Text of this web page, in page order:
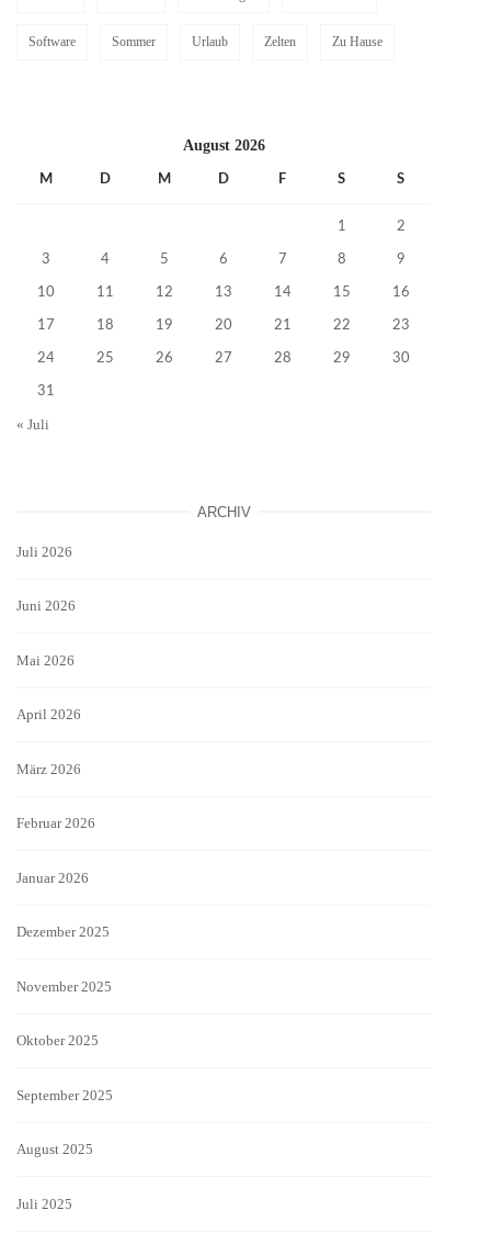
Software Sommer Urlaub Zelten Zu Hause
August 2026
M D M D F S S
1 2
3 4 5 6 7 8 9
10 11 12 13 14 15 16
17 18 19 20 21 22 23
24 25 26 27 28 29 30
31
« Juli
ARCHIV
Juli 2026
Juni 2026
Mai 2026
April 2026
März 2026
Februar 2026
Januar 2026
Dezember 2025
November 2025
Oktober 2025
September 2025
August 2025
Juli 2025